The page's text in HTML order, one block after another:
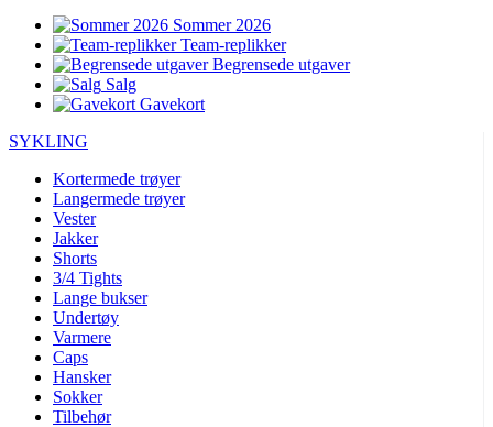
Sommer 2026
Team-replikker
Begrensede utgaver
Salg
Gavekort
SYKLING
Kortermede trøyer
Langermede trøyer
Vester
Jakker
Shorts
3/4 Tights
Lange bukser
Undertøy
Varmere
Caps
Hansker
Sokker
Tilbehør